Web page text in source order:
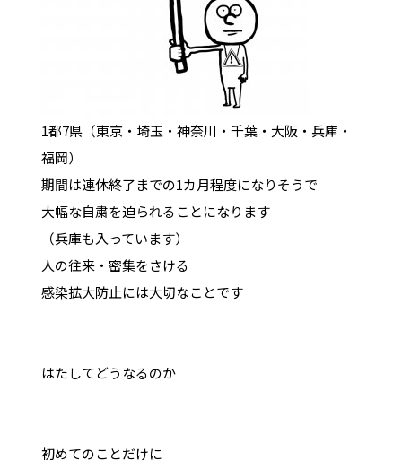
1都7県（東京・埼玉・神奈川・千葉・大阪・兵庫・
福岡）
期間は連休終了までの1カ月程度になりそうで
大幅な自粛を迫られることになります
（兵庫も入っています）
人の往来・密集をさける
感染拡大防止には大切なことです
はたしてどうなるのか
初めてのことだけに